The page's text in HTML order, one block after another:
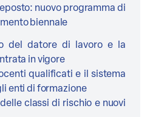
nuovo programma di
biennale
del datore di lavoro e la
in vigore
qualificati e il sistema
enti di formazione
classi di rischio e nuovi